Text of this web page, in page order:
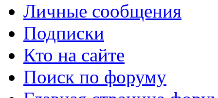
Личные сообщения
Подписки
Кто на сайте
Поиск по форуму